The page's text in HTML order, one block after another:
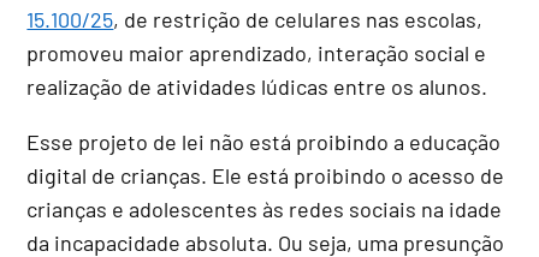
15.100/25, de restrição de celulares nas escolas,
promoveu maior aprendizado, interação social e
realização de atividades lúdicas entre os alunos.
Esse projeto de lei não está proibindo a educação
digital de crianças. Ele está proibindo o acesso de
crianças e adolescentes às redes sociais na idade
da incapacidade absoluta. Ou seja, uma presunção